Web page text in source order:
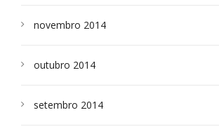
novembro 2014
outubro 2014
setembro 2014